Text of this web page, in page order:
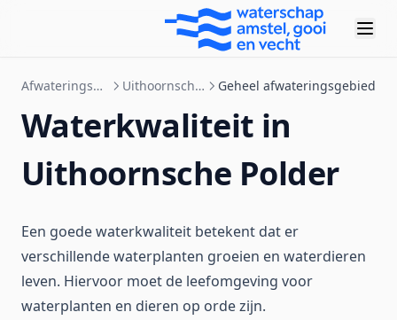
Afwateringsgebieden Uithoornsche Polder Geheel afwateringsgebied
Waterkwaliteit in
Uithoornsche Polder
Een goede waterkwaliteit betekent dat er
verschillende waterplanten groeien en waterdieren
leven. Hiervoor moet de leefomgeving voor
waterplanten en dieren op orde zijn.